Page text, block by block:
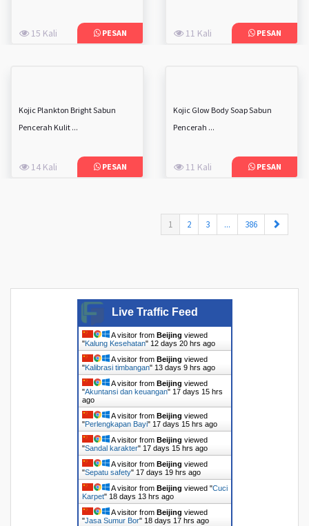
15 Kali PESAN 11 Kali PESAN
Kojic Plankton Bright Sabun
Pencerah Kulit ...
14 Kali PESAN
Kojic Glow Body Soap Sabun
Pencerah ...
11 Kali PESAN
1 (current)
2 3 ... 386
Live Traffic Feed
A visitor from Beijing viewed
"Kalung Kesehatan" 12 days 20 hrs ago
A visitor from Beijing viewed
"Kalibrasi timbangan" 13 days 9 hrs ago
A visitor from Beijing viewed
"Akuntansi dan keuangan" 17 days 15 hrs
ago
A visitor from Beijing viewed
"Perlengkapan Bayi" 17 days 15 hrs ago
A visitor from Beijing viewed
"Sandal karakter" 17 days 15 hrs ago
A visitor from Beijing viewed
"Sepatu safety" 17 days 19 hrs ago
A visitor from Beijing viewed "Cuci
Karpet" 18 days 13 hrs ago
A visitor from Beijing viewed
"Jasa Sumur Bor" 18 days 17 hrs ago